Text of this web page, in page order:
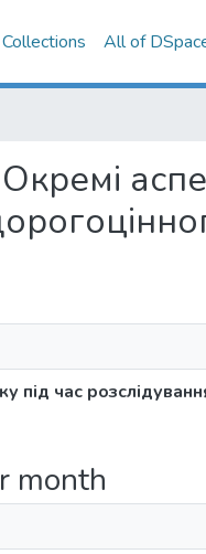
All of
під час
month